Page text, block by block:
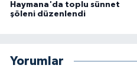
Haymana'da toplu sünnet
şöleni düzenlendi
Yorumlar